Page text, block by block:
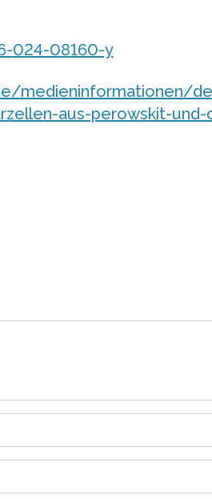
024-08160-y
medieninformationen/
aus-perowskit-und-